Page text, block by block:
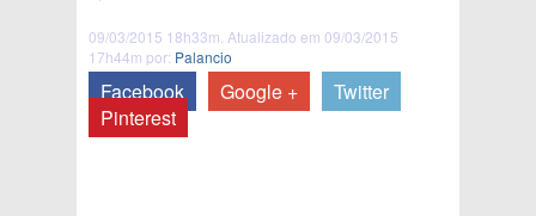
09/03/2015 18h33m. Atualizado em 09/03/2015
17h44m por: Palancio
Facebook Google +
Twitter
Pinterest